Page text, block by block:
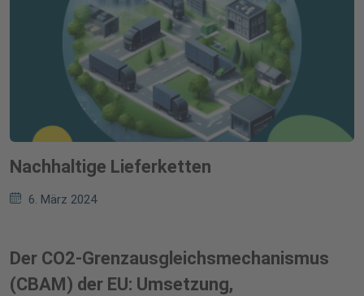
Nachhaltige Lieferketten
6. März 2024
Der CO2-Grenzausgleichsmechanismus
(CBAM) der EU: Umsetzung,